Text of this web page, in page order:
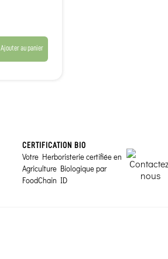
Ajouter au panier
CERTIFICATION BIO
Votre Herboristerie certifiée en
Agriculture Biologique par
FoodChain ID